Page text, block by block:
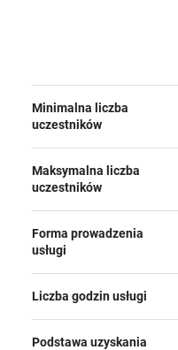
Minimalna liczba
uczestników
Maksymalna liczba
uczestników
Forma prowadzenia
usługi
Liczba godzin usługi
Podstawa uzyskania